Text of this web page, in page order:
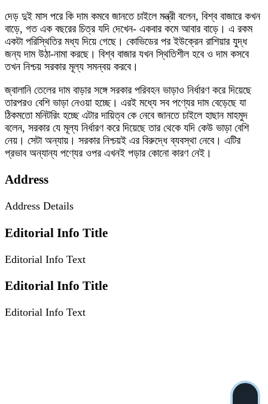
দেড় দুই মাস পরে কি দাম কমবে জানতে চাইলে মন্ত্রী বলেন, বিশ্ব বাজারে কখন
বাড়ে, গত এক বছরের চিত্র যদি দেখেন- একবার কমে আবার বাড়ে। এ রকম
একটা পরিস্থিতির মধ্য দিয়ে গেছে। কোভিডের পর ইউক্রেন রাশিয়ার যুদ্ধ
জন্য দাম উঠা-নামা করছে। বিশ্ব বাজার যখন স্থিতিশীল হবে ও দাম কসবে
তখন নিশ্চয় সরকার মূল্য সমন্বয় করবে।
জ্বালানি তেলের দাম বাড়ার সঙ্গে সরকার পরিবহন ভাড়াও নির্ধারণ করে দিয়েছে
তারপরও বেশি ভাড়া নেওয়া হচ্ছে। এরই মধ্যে সব পণ্যের দাম বেড়েছে যা
ঠিকমতো মনিটরিং হচ্ছে এটার দায়িত্ব কে নেবে জানতে চাইলে হাছান মাহমুদ
বলেন, সরকার যে মূল্য নির্ধারণ করে দিয়েছে তার থেকে যদি কেউ ভাড়া বেশি
নেয়। সেটা অন্যায়। সরকার নিশ্চয়ই এর বিরুদ্ধে ব্যবস্থা নেবে। এটির
প্রভাব অন্যান্য পণ্যের ওপর এখনই পড়ার কোনো কারণ নেই।
Address
Address Details
Editorial Info Title
Editorial Info Text
Editorial Info Title
Editorial Info Text